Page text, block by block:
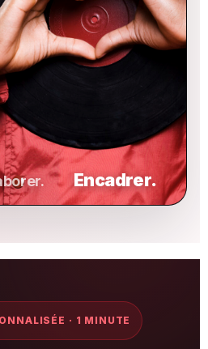
Encadrer.
· 1 MINUTE